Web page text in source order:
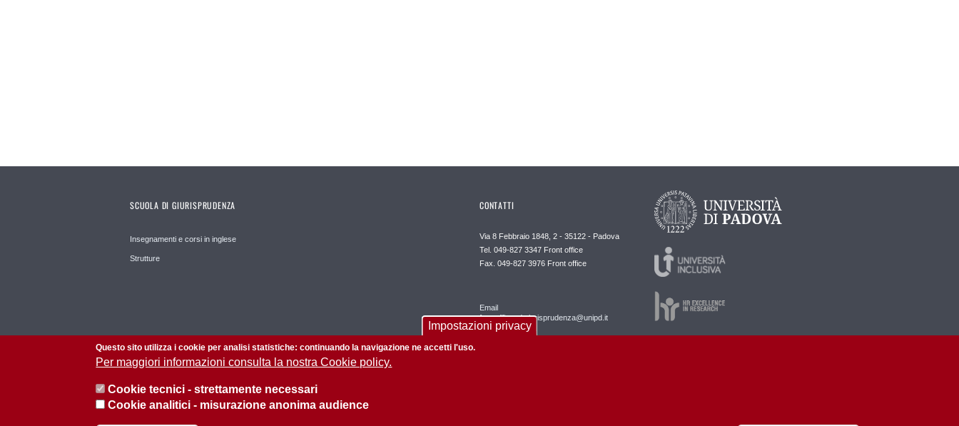
SCUOLA DI GIURISPRUDENZA
Insegnamenti e corsi in inglese
Strutture
CONTATTI
Via 8 Febbraio 1848, 2 - 35122 - Padova
Tel. 049-827 3347 Front office
Fax. 049-827 3976 Front office
Email
frontofficepd.giurisprudenza@unipd.it
Impostazioni privacy
Questo sito utilizza i cookie per analisi statistiche: continuando la navigazione ne accetti l'uso.
Per maggiori informazioni consulta la nostra Cookie policy.
Cookie tecnici - strettamente necessari
Cookie analitici - misurazione anonima audience